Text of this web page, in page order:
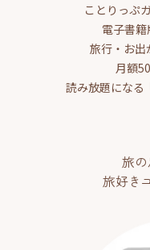
ことりっぷ
電子書籍
旅行・お
月額
読み放題になる
旅の
旅好き